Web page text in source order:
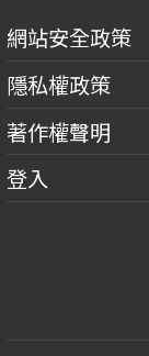
網站安全政策
隱私權政策
著作權聲明
登入